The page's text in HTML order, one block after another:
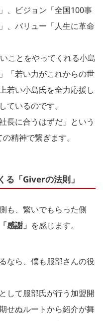
、ビジョン「全国100事
、バリュー「人生に革命
ことをやってくれる小島
「若い力がこれからの世
若い小島氏を全力応援し
ているのです。
長に合うはずだ」という
精神で繋ぎます。
る「Giverの法則」
も、繋いでもらった側
感謝」 を感じます。
なら、僕も服部さんの役
して服部氏が行う加盟開
せぬルートから紹介が舞